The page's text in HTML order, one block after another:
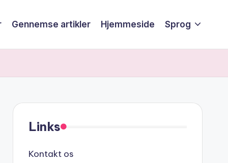
Gennemse artikler Hjemmeside Sprog
Links
Kontakt os